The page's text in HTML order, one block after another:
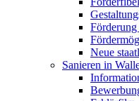
Förderung
Neue
Sanieren in